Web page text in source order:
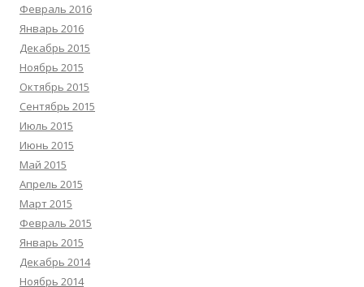
Февраль 2016
Январь 2016
Декабрь 2015
Ноябрь 2015
Октябрь 2015
Сентябрь 2015
Июль 2015
Июнь 2015
Май 2015
Апрель 2015
Март 2015
Февраль 2015
Январь 2015
Декабрь 2014
Ноябрь 2014